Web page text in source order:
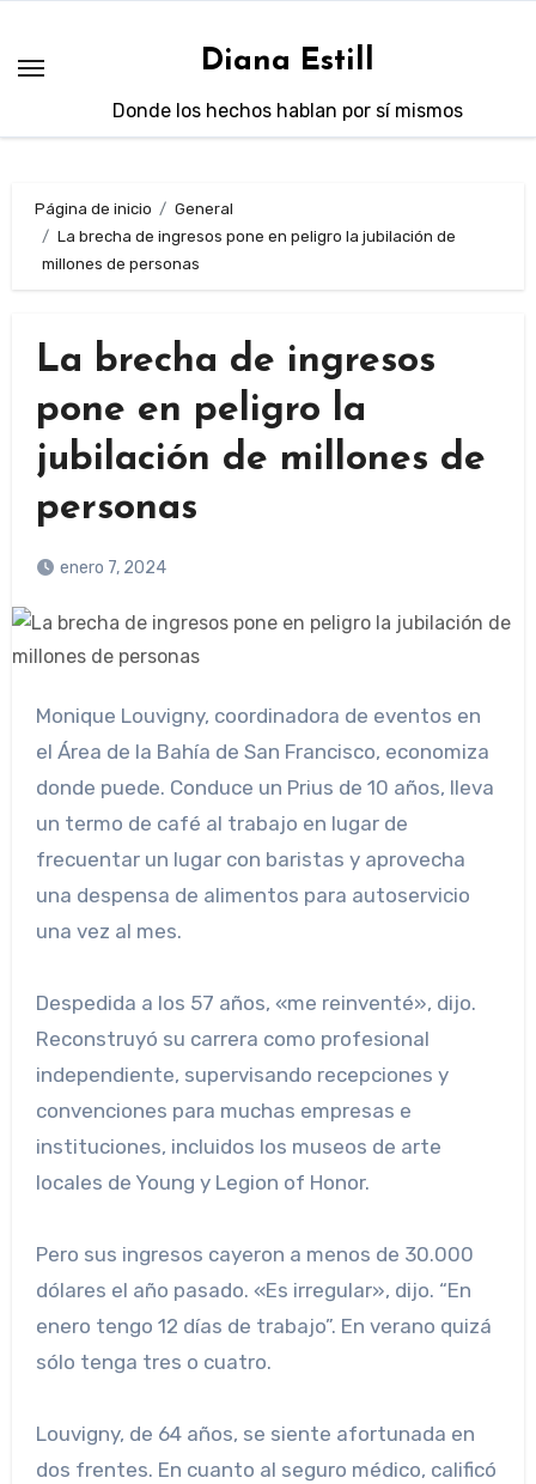
contenido
Diana Estill
Donde los hechos hablan por sí mismos
Página de inicio
General
La brecha de ingresos pone en peligro la jubilación de
millones de personas
La brecha de ingresos
pone en peligro la
jubilación de millones de
personas
enero 7, 2024
Monique Louvigny, coordinadora de eventos en
el Área de la Bahía de San Francisco, economiza
donde puede. Conduce un Prius de 10 años, lleva
un termo de café al trabajo en lugar de
frecuentar un lugar con baristas y aprovecha
una despensa de alimentos para autoservicio
una vez al mes.
Despedida a los 57 años, «me reinventé», dijo.
Reconstruyó su carrera como profesional
independiente, supervisando recepciones y
convenciones para muchas empresas e
instituciones, incluidos los museos de arte
locales de Young y Legion of Honor.
Pero sus ingresos cayeron a menos de 30.000
dólares el año pasado. «Es irregular», dijo. “En
enero tengo 12 días de trabajo”. En verano quizá
sólo tenga tres o cuatro.
Louvigny, de 64 años, se siente afortunada en
dos frentes. En cuanto al seguro médico, calificó